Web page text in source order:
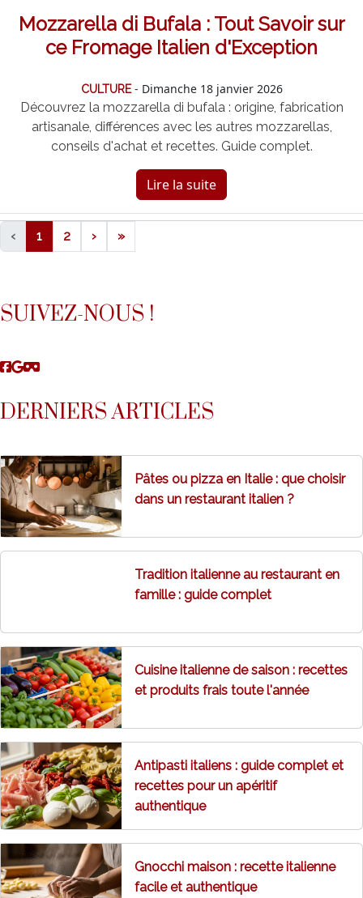
Mozzarella di Bufala : Tout Savoir sur
ce Fromage Italien d'Exception
CULTURE- Dimanche 18 janvier 2026
Découvrez la mozzarella di bufala : origine, fabrication
artisanale, différences avec les autres mozzarellas,
conseils d'achat et recettes. Guide complet.
Lire la suite
‹ 1 2 › »
SUIVEZ-NOUS !
DERNIERS ARTICLES
Pâtes ou pizza en Italie : que choisir
dans un restaurant italien ?
Tradition italienne au restaurant en
famille : guide complet
Cuisine italienne de saison : recettes
et produits frais toute l'année
Antipasti italiens : guide complet et
recettes pour un apéritif
authentique
Gnocchi maison : recette italienne
facile et authentique